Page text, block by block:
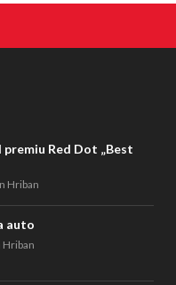
Red Dot „Best
Hriban
auto